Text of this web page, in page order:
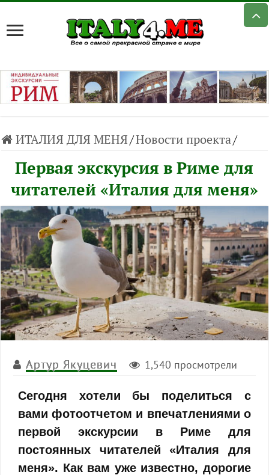
ИТАЛИЯ ДЛЯ МЕНЯ/Новости проекта/
Первая экскурсия в Риме для
читателей «Италия для меня»
Артур Якуцевич 1,540 просмотрели
Сегодня хотели бы поделиться с
вами фотоотчетом и впечатлениями о
первой экскурсии в Риме для
постоянных читателей «Италия для
меня». Как вам уже известно, дорогие